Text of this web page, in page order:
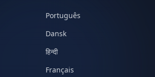
Português
Dansk
हिन्दी
Français